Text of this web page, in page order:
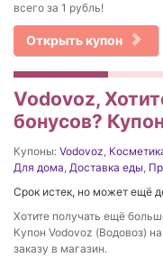
всего за 1 рубль!
Открыть купон
Vodovoz,
бонусов?
Купоны: Vodovoz,
Для дома, Доставка еды,
Срок истек, но может ещё
Хотите получать ещё
Купон Vodovoz (Водовоз) на
заказу в магазин.